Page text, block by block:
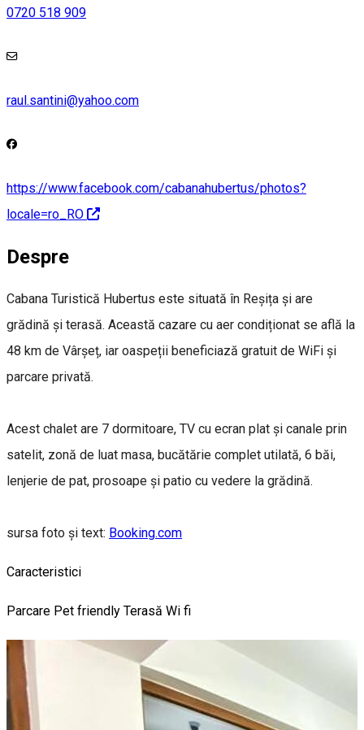
0720 518 909
raul.santini@yahoo.com
https://www.facebook.com/cabanahubertus/photos?
locale=ro_RO
Despre
Cabana Turistică Hubertus este situată în Reșița și are
grădină și terasă. Această cazare cu aer condiționat se află la
48 km de Vârșeț, iar oaspeții beneficiază gratuit de WiFi și
parcare privată.
Acest chalet are 7 dormitoare, TV cu ecran plat și canale prin
satelit, zonă de luat masa, bucătărie complet utilată, 6 băi,
lenjerie de pat, prosoape și patio cu vedere la grădină.
sursa foto și text: Booking.com
Caracteristici
Parcare Pet friendly Terasă Wi fi